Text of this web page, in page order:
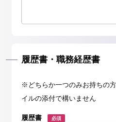
履歴書・職務経歴書
※どちらか一つのみお持ちの
イルの添付で構いません
履歴書 必須